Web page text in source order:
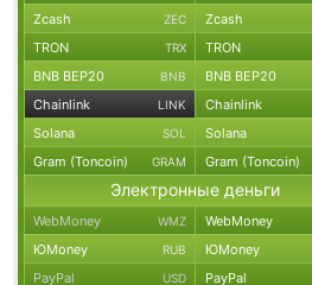
Zcash ZEC Zcash
TRON TRX TRON
BNB BEP20 BNB BNB BEP20
Chainlink LINK Chainlink
Solana SOL Solana
Gram (Toncoin) GRAM Gram (Toncoin)
Электронные деньги
WebMoney WMZ WebMoney
ЮMoney RUB ЮMoney
PayPal USD PayPal